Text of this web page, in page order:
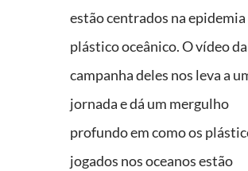
estão centrados na
plástico oceânico. O vídeo da
campanha deles nos leva a
jornada e dá um mergulho
profundo em como os
jogados nos oceanos estão